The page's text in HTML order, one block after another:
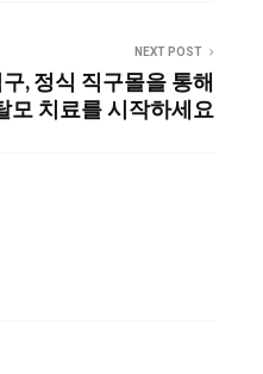
NEXT POST
, 정식 직구몰을 통해
모 치료를 시작하세요